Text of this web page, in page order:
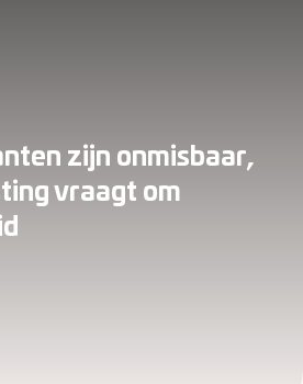
zijn onmisbaar,
vraagt om